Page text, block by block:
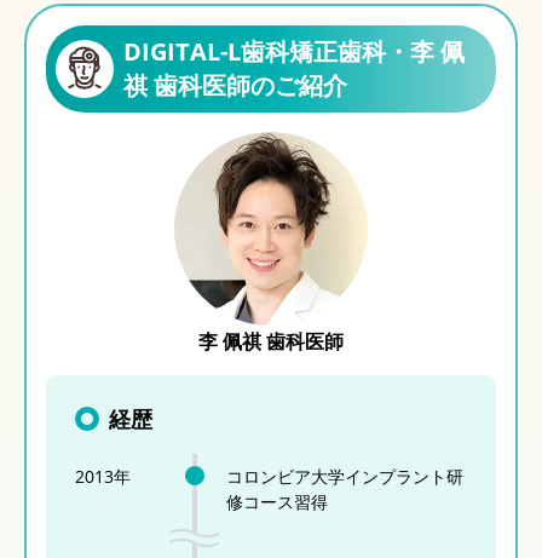
DIGITAL-L歯科矯正歯科・李 佩
祺 歯科医師のご紹介
李 佩祺 歯科医師
経歴
2013年
コロンビア大学インプラント研
修コース習得